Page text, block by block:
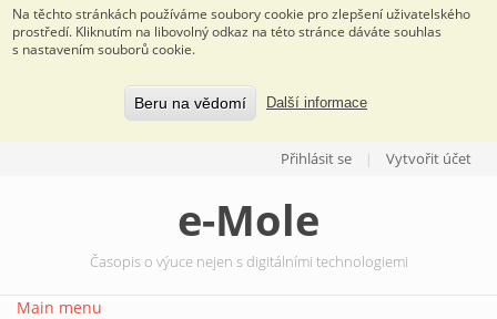
Na těchto stránkách používáme soubory cookie pro zlepšení uživatelského
prostředí. Kliknutím na libovolný odkaz na této stránce dáváte souhlas
s nastavením souborů cookie.
Beru na vědomí Další informace
Přihlásit se Vytvořit účet
e-Mole
Časopis o výuce nejen s digitálními technologiemi
Main menu